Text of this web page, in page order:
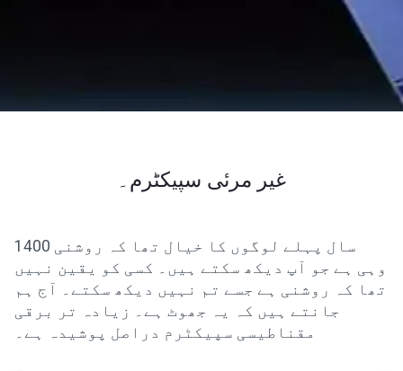
غیر مرئی سپیکٹرم۔
1400 سال پہلے لوگوں کا خیال تھا کہ روشنی
وہی ہے جو آپ دیکھ سکتے ہیں۔ کسی کو یقین نہیں
تھا کہ روشنی ہے جسے تم نہیں دیکھ سکتے۔ آج ہم
جانتے ہیں کہ یہ جھوٹ ہے۔ زیادہ تر برقی
مقناطیسی سپیکٹرم دراصل پوشیدہ ہے۔